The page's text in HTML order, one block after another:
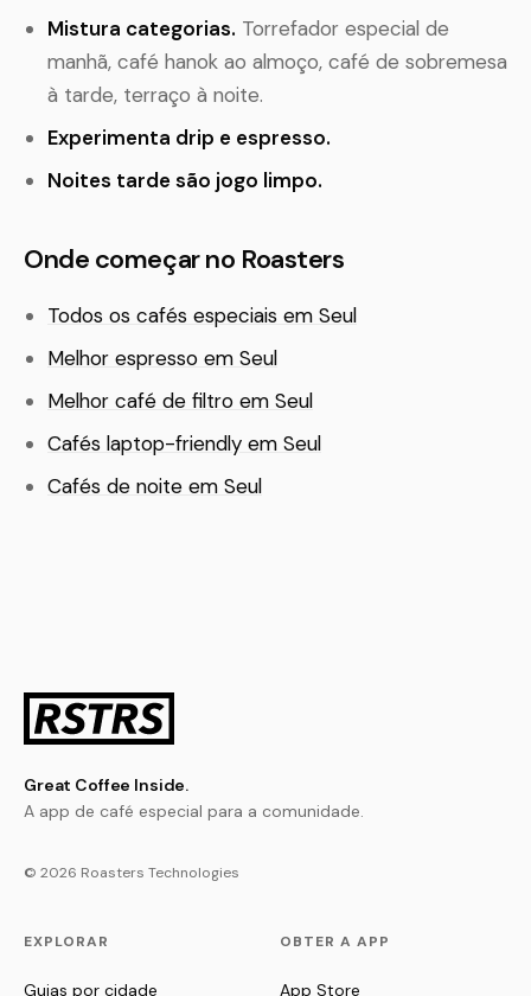
Mistura categorias. Torrefador especial de
manhã, café hanok ao almoço, café de sobremesa
à tarde, terraço à noite.
Experimenta drip e espresso.
Noites tarde são jogo limpo.
Onde começar no Roasters
Todos os cafés especiais em Seul
Melhor espresso em Seul
Melhor café de filtro em Seul
Cafés laptop-friendly em Seul
Cafés de noite em Seul
Great Coffee Inside.
A app de café especial para a comunidade.
© 2026 Roasters Technologies
EXPLORAR
Guias por cidade
OBTER A APP
App Store